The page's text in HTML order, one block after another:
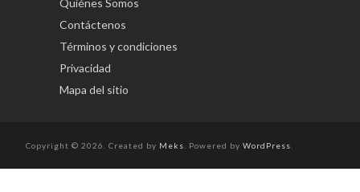
Contáctenos
Términos y condiciones
Privacidad
Mapa del sitio
Copyright © 2026. Created by Meks . Powered by WordPress